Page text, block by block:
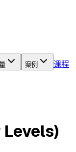
案例
课程